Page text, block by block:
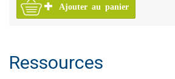
Ajouter au panier
Ressources